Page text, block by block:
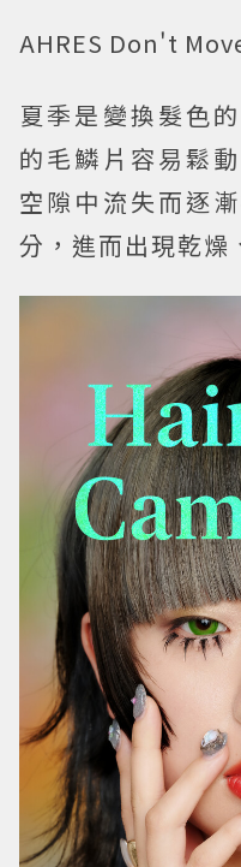
AHRES Don't
夏季是變換髮色
的毛鱗片容易鬆
空隙中流失而逐
分，進而出現乾燥